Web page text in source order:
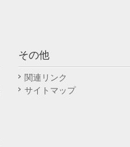
その他
関連リンク
サイトマップ